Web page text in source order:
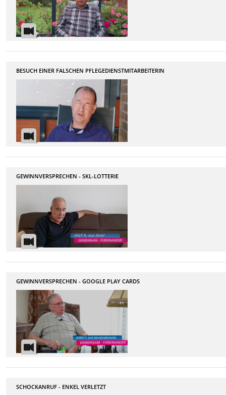
BESUCH EINER FALSCHEN PFLEGEDIENSTMITARBEITERIN
GEWINNVERSPRECHEN - SKL-LOTTERIE
GEWINNVERSPRECHEN - GOOGLE PLAY CARDS
SCHOCKANRUF - ENKEL VERLETZT